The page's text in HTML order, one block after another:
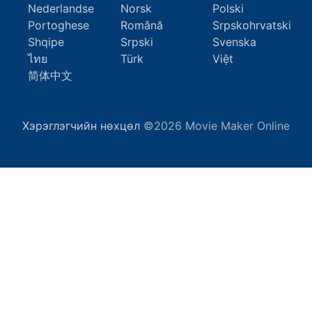
Nederlandse
Norsk
Polski
Portoghese
Română
Srpskohrvatski
Shqipe
Srpski
Svenska
ไทย
Türk
Việt
简体中文
Хэрэглэгчийн нөхцөл ©2026 Movie Maker Online